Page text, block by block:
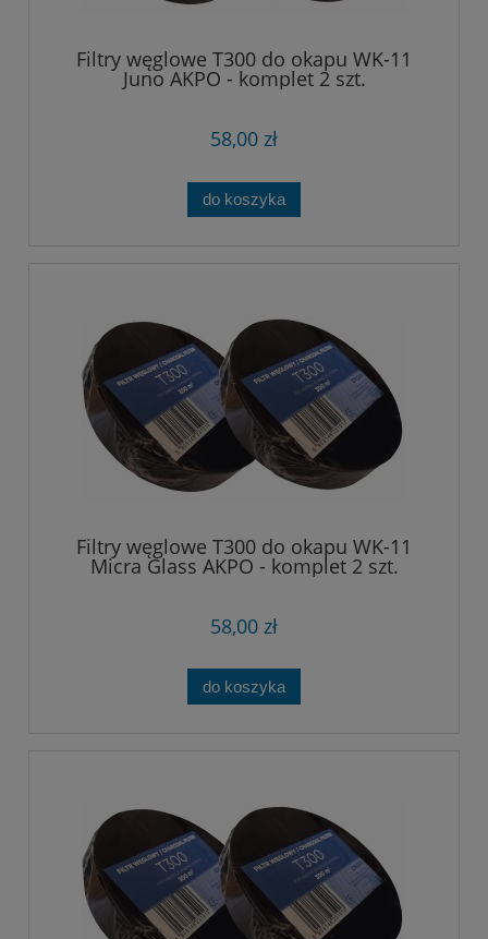
Filtry węglowe T300 do okapu WK-11
Juno AKPO - komplet 2 szt.
58,00 zł
do koszyka
Filtry węglowe T300 do okapu WK-11
Micra Glass AKPO - komplet 2 szt.
58,00 zł
do koszyka